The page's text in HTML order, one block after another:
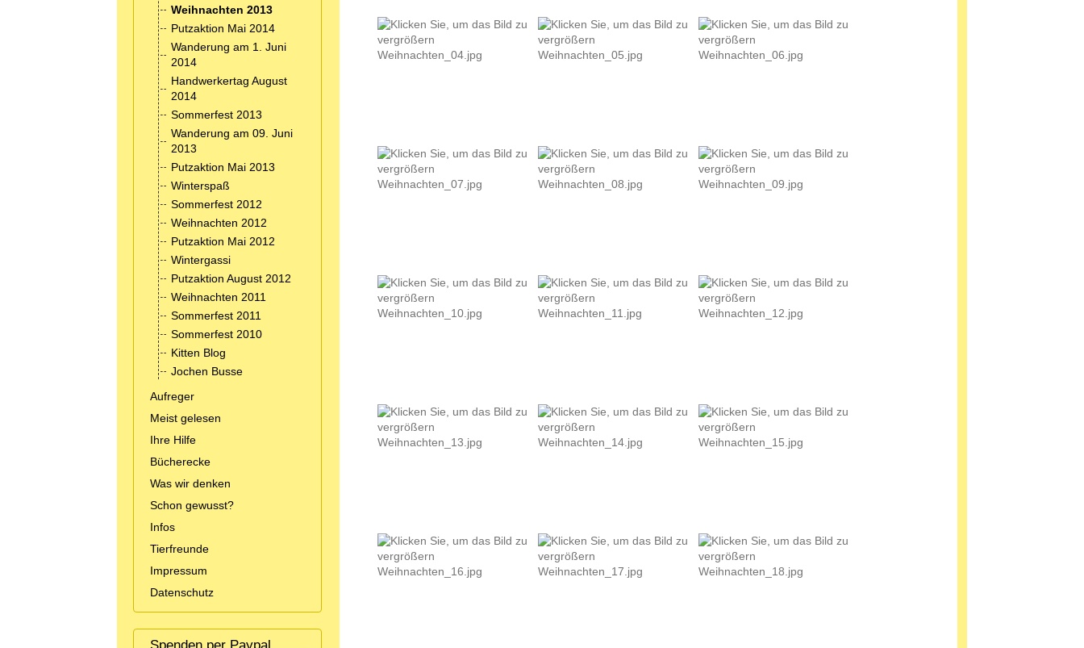
Weihnachten 2013
Putzaktion Mai 2014
Wanderung am 1. Juni
2014
Handwerkertag August
2014
Sommerfest 2013
Wanderung am 09. Juni
2013
Putzaktion Mai 2013
Winterspaß
Sommerfest 2012
Weihnachten 2012
Putzaktion Mai 2012
Wintergassi
Putzaktion August 2012
Weihnachten 2011
Sommerfest 2011
Sommerfest 2010
Kitten Blog
Jochen Busse
Aufreger
Meist gelesen
Ihre Hilfe
Bücherecke
Was wir denken
Schon gewusst?
Infos
Tierfreunde
Impressum
Datenschutz